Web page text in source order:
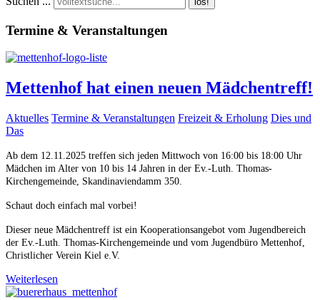
Termine & Veranstaltungen
Mettenhof hat einen neuen Mädchentreff!
Aktuelles Termine & Veranstaltungen Freizeit & Erholung Dies und
Das
Ab dem 12.11.2025 treffen sich jeden Mittwoch von 16:00 bis 18:00 Uhr
Mädchen im Alter von 10 bis 14 Jahren in der Ev.-Luth. Thomas-
Kirchengemeinde, Skandinaviendamm 350.
Schaut doch einfach mal vorbei!
Dieser neue Mädchentreff ist ein Kooperationsangebot vom Jugendbereich
der Ev.-Luth. Thomas-Kirchengemeinde und vom Jugendbüro Mettenhof,
Christlicher Verein Kiel e.V.
Weiterlesen